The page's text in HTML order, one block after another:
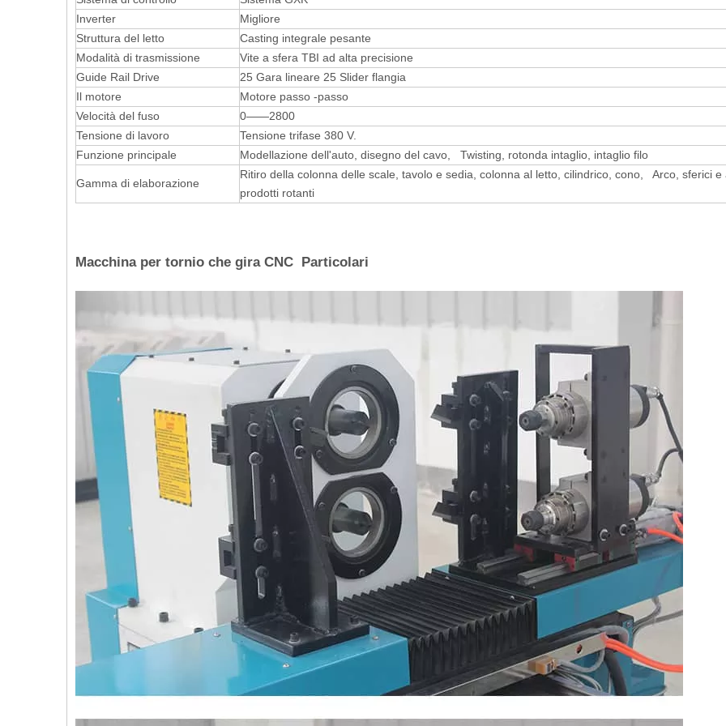
Inverter
Migliore
Struttura del letto
Casting integrale pesante
Modalità di trasmissione
Vite a sfera TBI ad alta precisione
Guide Rail Drive
25 Gara lineare 25 Slider flangia
Il motore
Motore passo -passo
Velocità del fuso
0——2800
Tensione di lavoro
Tensione trifase 380 V.
Funzione principale
Modellazione dell'auto, disegno del cavo, Twisting, rotonda intaglio, intaglio filo
Gamma di elaborazione
Ritiro della colonna delle scale, tavolo e sedia, colonna al letto, cilindrico, cono, Arco, sferici e
prodotti rotanti
Macchina per tornio che gira CNC Particolari